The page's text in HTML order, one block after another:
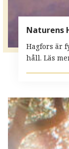
Naturens
Hagfors är
håll. Läs